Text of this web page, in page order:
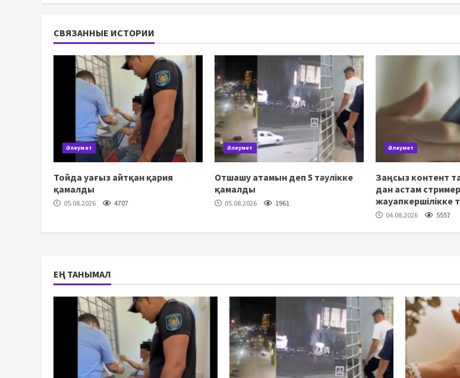
СВЯЗАННЫЕ ИСТОРИИ
Әлеумет
Тойда уағыз айтқан қария
қамалды
05.08.2026 4707
Әлеумет
Отшашу атамын деп 5 тәулікке
қамалды
05.08.2026 1961
Әлеумет
Заңсыз контент
дан астам стример
жауапкершілікке
04.08.2026 5557
ЕҢ ТАНЫМАЛ